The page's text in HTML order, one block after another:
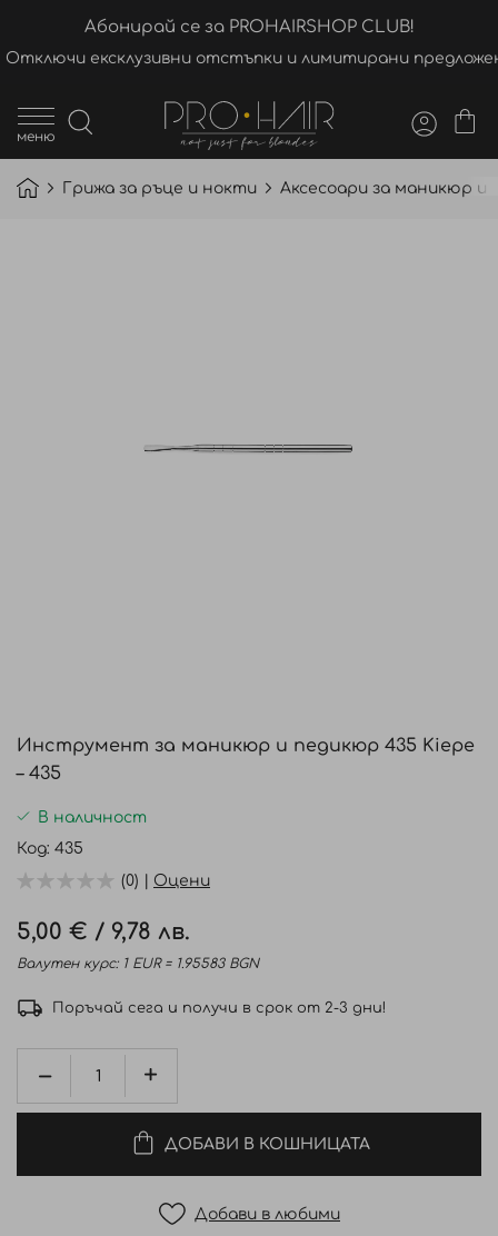
Абонирай се за PROHAIRSHOP CLUB!
Отключи ексклузивни отстъпки и лимитирани
меню
Грижа за ръце и нокти Аксесоари за маникюр и
началото
на
галерия
със
Инструмент за маникюр и педикюр 435 Kiepe
– 435
В наличност
Код 435
(0) | Оцени
5,00 € / 9,78 лв.
Валутен курс: 1 EUR = 1.95583 BGN
Поръчай сега и получи в срок от 2-3 дни!
ДОБАВИ В КОШНИЦАТА
Добави в любими